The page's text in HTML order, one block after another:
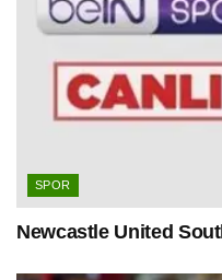
SPOR
Newcastle United